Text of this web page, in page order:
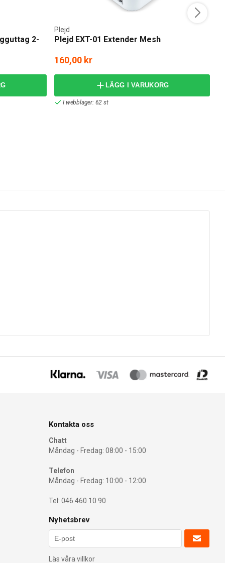
2- Plejd EXT-01 Extender Mesh
Plejd
160,00 kr
LÄGG I VARUKORG
I webblager: 62 st
Kontakta oss
Chatt
Måndag - Fredag: 08:00 - 15:00
Telefon
Måndag - Fredag: 10:00 - 12:00
Tel: 046 460 10 90
Nyhetsbrev
Läs våra villkor